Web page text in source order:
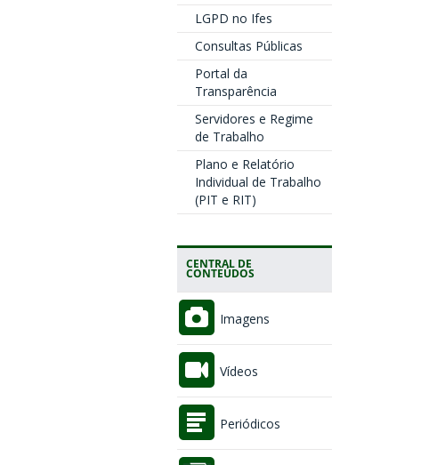
LGPD no Ifes
Consultas Públicas
Portal da
Transparência
Servidores e Regime
de Trabalho
Plano e Relatório
Individual de Trabalho
(PIT e RIT)
CENTRAL DE
CONTEÚDOS
Imagens
Vídeos
Periódicos